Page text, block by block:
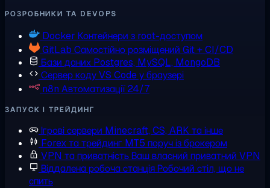
РОЗРОБНИКИ ТА DEVOPS
Docker Контейнери з root-доступом
GitLab Самостійно розміщений Git + CI/CD
Бази даних Postgres, MySQL, MongoDB
Сервер кодуVS Code у браузері
n8n Автоматизації 24/7
ЗАПУСК І ТРЕЙДИНГ
Ігрові сервери Minecraft, CS, ARK та інше
Forex та трейдинг MT5 поруч із брокером
VPN та приватністьВаш власний приватний VPN
Віддалена робоча станціяРобочий стіл, що не
спить